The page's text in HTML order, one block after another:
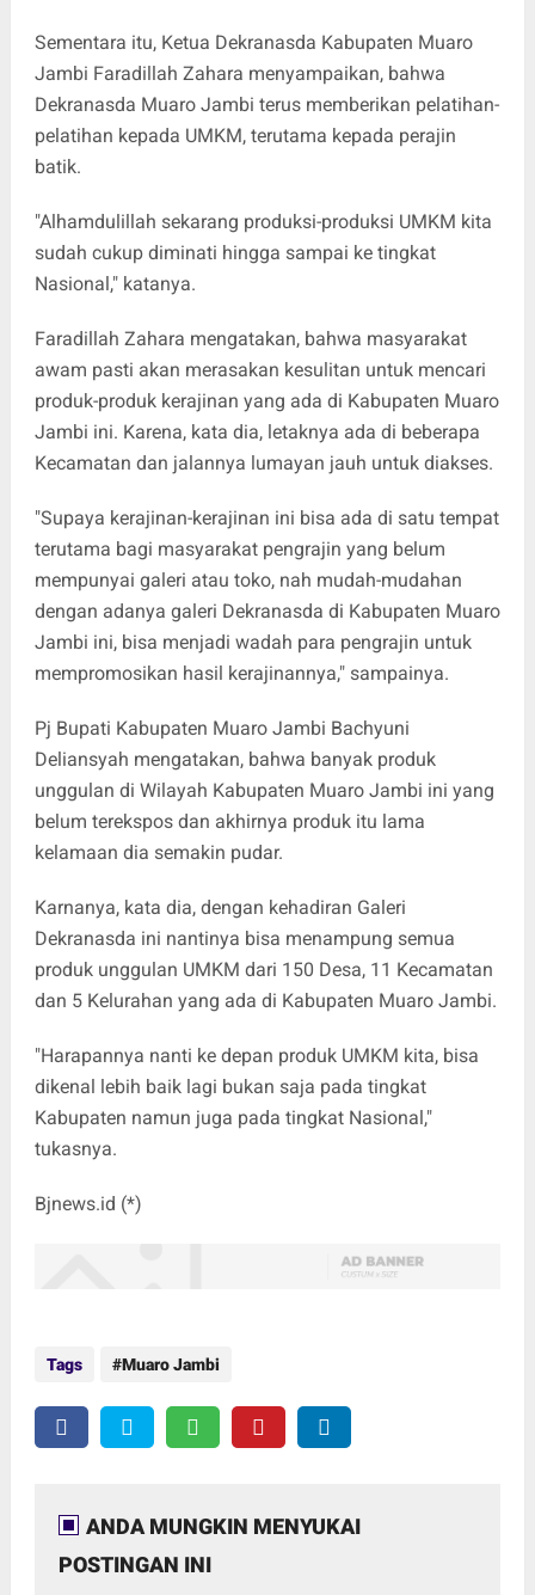
Sementara itu, Ketua Dekranasda Kabupaten Muaro
Jambi Faradillah Zahara menyampaikan, bahwa
Dekranasda Muaro Jambi terus memberikan pelatihan-
pelatihan kepada UMKM, terutama kepada perajin
batik.
"Alhamdulillah sekarang produksi-produksi UMKM kita
sudah cukup diminati hingga sampai ke tingkat
Nasional," katanya.
Faradillah Zahara mengatakan, bahwa masyarakat
awam pasti akan merasakan kesulitan untuk mencari
produk-produk kerajinan yang ada di Kabupaten Muaro
Jambi ini. Karena, kata dia, letaknya ada di beberapa
Kecamatan dan jalannya lumayan jauh untuk diakses.
"Supaya kerajinan-kerajinan ini bisa ada di satu tempat
terutama bagi masyarakat pengrajin yang belum
mempunyai galeri atau toko, nah mudah-mudahan
dengan adanya galeri Dekranasda di Kabupaten Muaro
Jambi ini, bisa menjadi wadah para pengrajin untuk
mempromosikan hasil kerajinannya," sampainya.
Pj Bupati Kabupaten Muaro Jambi Bachyuni
Deliansyah mengatakan, bahwa banyak produk
unggulan di Wilayah Kabupaten Muaro Jambi ini yang
belum terekspos dan akhirnya produk itu lama
kelamaan dia semakin pudar.
Karnanya, kata dia, dengan kehadiran Galeri
Dekranasda ini nantinya bisa menampung semua
produk unggulan UMKM dari 150 Desa, 11 Kecamatan
dan 5 Kelurahan yang ada di Kabupaten Muaro Jambi.
"Harapannya nanti ke depan produk UMKM kita, bisa
dikenal lebih baik lagi bukan saja pada tingkat
Kabupaten namun juga pada tingkat Nasional,"
tukasnya.
Bjnews.id (*)
Tags Muaro Jambi
ANDA MUNGKIN MENYUKAI
POSTINGAN INI